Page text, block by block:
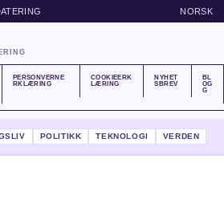
NORSK
PERSONVERNE
RKLÆRING
COOKIEERK
LÆRING
NYHET
SBREV
BL
OG
G
POLITIKK TEKNOLOGI VERDEN